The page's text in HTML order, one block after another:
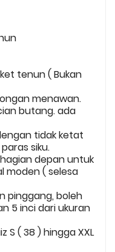
tenun ( Bukan
menawan.
butang. ada
tidak ketat
siku.
depan untuk
moden ( selesa
pinggang, boleh
5 inci dari ukuran
S ( 38 ) hingga XXL